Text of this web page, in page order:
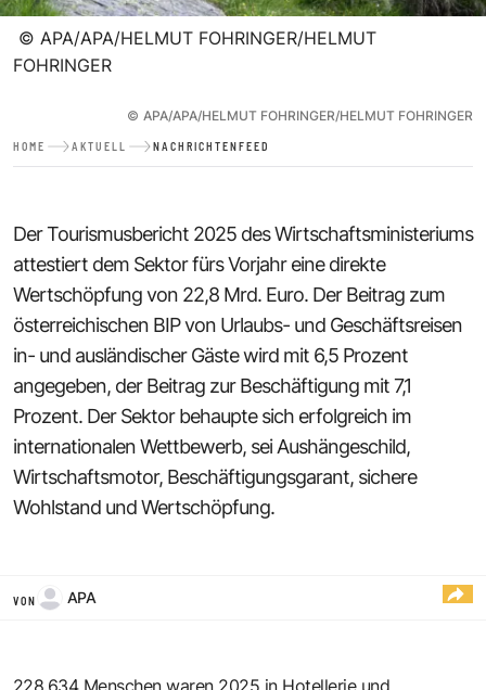
© APA/APA/HELMUT FOHRINGER/HELMUT
FOHRINGER
© APA/APA/HELMUT FOHRINGER/HELMUT FOHRINGER
HOME AKTUELL NACHRICHTENFEED
Der Tourismusbericht 2025 des Wirtschaftsministeriums
attestiert dem Sektor fürs Vorjahr eine direkte
Wertschöpfung von 22,8 Mrd. Euro. Der Beitrag zum
österreichischen BIP von Urlaubs- und Geschäftsreisen
in- und ausländischer Gäste wird mit 6,5 Prozent
angegeben, der Beitrag zur Beschäftigung mit 7,1
Prozent. Der Sektor behaupte sich erfolgreich im
internationalen Wettbewerb, sei Aushängeschild,
Wirtschaftsmotor, Beschäftigungsgarant, sichere
Wohlstand und Wertschöpfung.
VON APA
228.634 Menschen waren 2025 in Hotellerie und